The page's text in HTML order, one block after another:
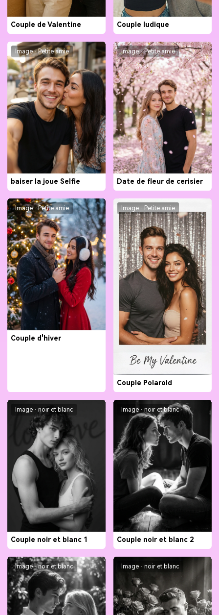
Couple de Valentine Couple ludique
Image · Petite amie
baiser la joue Selfie
Image · Petite amie
Date de fleur de cerisier
Image · Petite amie
Couple d'hiver
Image · Petite amie
Couple Polaroid
Image · noir et blanc
Couple noir et blanc 1
Image · noir et blanc
Couple noir et blanc 2
Image · noir et blanc Image · noir et blanc